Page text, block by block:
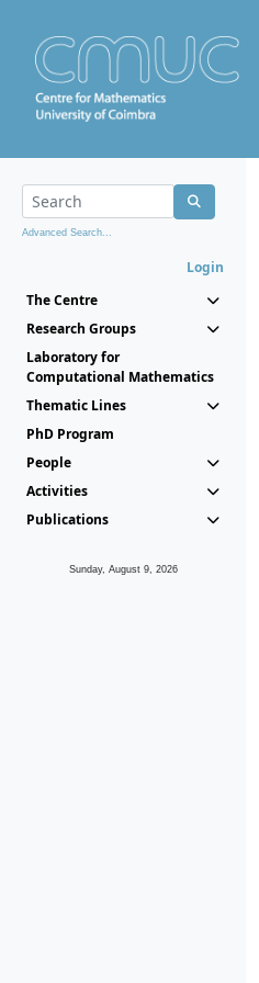
Advanced Search...
Login
The Centre
Research Groups
Laboratory for
Computational Mathematics
Thematic Lines
PhD Program
People
Activities
Publications
Sunday, August 9, 2026